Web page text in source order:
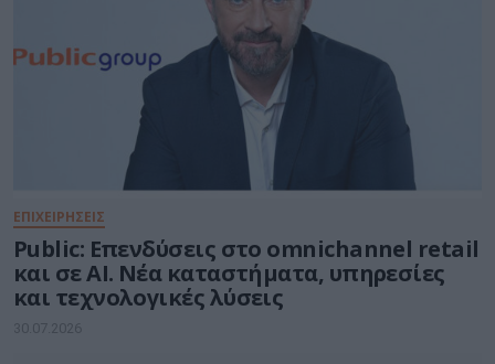
ΕΠΙΧΕΙΡΗΣΕΙΣ
Public: Επενδύσεις στo omnichannel retail
και σε ΑΙ. Νέα καταστήματα, υπηρεσίες
και τεχνολογικές λύσεις
30.07.2026